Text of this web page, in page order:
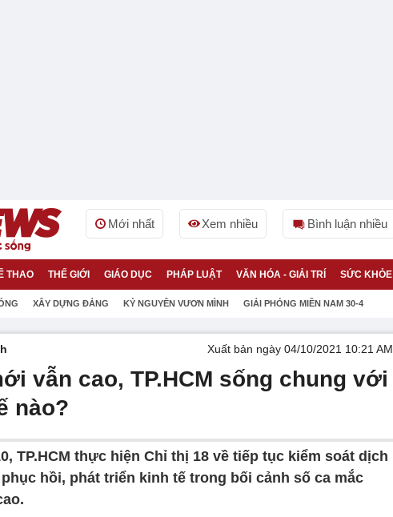
Mới nhất Xem nhiều Bình luận nhiều
THAO THẾ GIỚI GIÁO DỤC PHÁP LUẬT VĂN HÓA - GIẢI TRÍ SỨC KHỎE
XÂY DỰNG ĐẢNG KỶ NGUYÊN VƯƠN MÌNH GIẢI PHÓNG MIỀN NAM 30-4
Xuất bản ngày 04/10/2021 10:21 AM
vẫn cao, TP.HCM sống chung với
nào?
TP.HCM thực hiện Chỉ thị 18 về tiếp tục kiểm soát dịch
hồi, phát triển kinh tế trong bối cảnh số ca mắc